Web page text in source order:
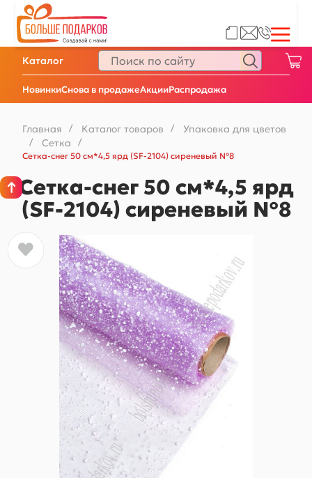
НовинкиСнова в продажеАкцииРаспродажа
Каталог
Главная / Каталог товаров / Упаковка для цветов
/ Сетка
/
Сетка-снег 50 см*4,5 ярд (SF-2104) сиреневый №8
Сетка-снег 50 см*4,5 ярд
(SF-2104) сиреневый №8